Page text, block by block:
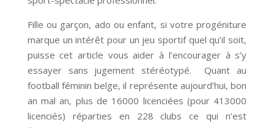
Fille ou garçon, ado ou enfant, si votre progéniture
marque un intérêt pour un jeu sportif quel qu’il soit,
puisse cet article vous aider à l’encourager à s’y
essayer sans jugement stéréotypé. Quant au
football féminin belge, il représente aujourd’hui, bon
an mal an, plus de 16000 licenciées (pour 413000
licenciés) réparties en 228 clubs ce qui n’est